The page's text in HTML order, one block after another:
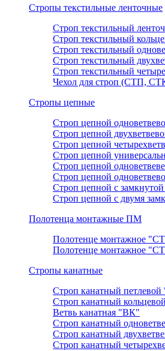
Стропы текстильные ленточные
Строп текстильный
Строп текстильный
Строп текстильный
Строп текстильный
Строп текстильный
Чехол для строп (СТП,
Стропы цепные
Строп цепной
Строп цепной
Строп цепной
Строп цепной
Строп цепной
Строп цепной
Строп цепной с
Строп цепной с двумя
Полотенца монтажные ПМ
Полотенце монтажное
Полотенце монтажное
Стропы канатные
Строп канатный
Строп канатный
Ветвь канатная "ВК"
Строп канатный
Строп канатный
Строп канатный